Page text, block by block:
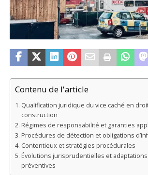
Contenu de l'article
Qualification juridique du vice caché en
construction
Régimes de responsabilité et garanties
Procédures de détection et obligations
Contentieux et stratégies procédurales
Évolutions jurisprudentielles et
préventives